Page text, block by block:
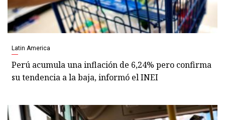
Latin America
Perú acumula una inflación de 6,24% pero confirma
su tendencia a la baja, informó el INEI